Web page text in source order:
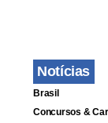
Notícias
Brasil
Concursos &